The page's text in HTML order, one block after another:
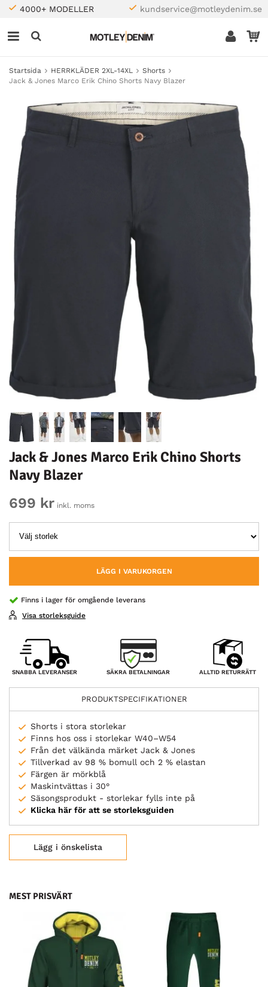
4000+ MODELLER kundservice@motleydenim.se
Startsida HERRKLÄDER 2XL-14XL
Shorts
Jack & Jones Marco Erik Chino Shorts Navy Blazer
Jack & Jones Marco Erik Chino Shorts
Navy Blazer
699 kr inkl. moms
LÄGG I VARUKORGEN
Finns i lager för omgående leverans
Visa storleksguide
SNABBA LEVERANSER SÄKRA BETALNINGAR ALLTID RETURRÄTT
PRODUKTSPECIFIKATIONER
Shorts i stora storlekar
Finns hos oss i storlekar W40–W54
Från det välkända märket Jack & Jones
Tillverkad av 98 % bomull och 2 % elastan
Färgen är mörkblå
Maskintvättas i 30°
Säsongsprodukt - storlekar fylls inte på
Klicka här för att se storleksguiden
Lägg i önskelista
MEST PRISVÄRT